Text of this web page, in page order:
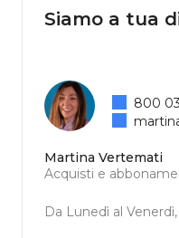
Siamo a tua
Martina Vertemati
Acquisti e
Da Lunedì al
800